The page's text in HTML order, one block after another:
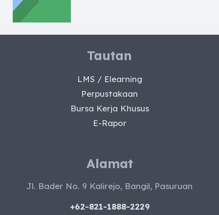
Tautan
LMS / Elearning
Perpustakaan
Bursa Kerja Khusus
E-Rapor
Alamat
Jl. Bader No. 9 Kalirejo, Bangil, Pasuruan
+62-821-1888-2229